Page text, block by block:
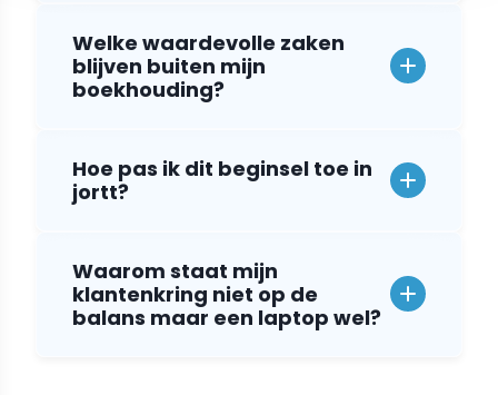
Welke waardevolle zaken
blijven buiten mijn
boekhouding?
Hoe pas ik dit beginsel toe in
jortt?
Waarom staat mijn
klantenkring niet op de
balans maar een laptop wel?